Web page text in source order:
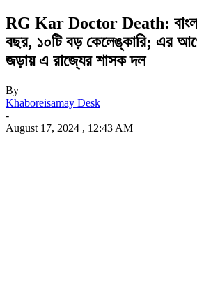
RG Kar Doctor Death:
বছর, ১০টি বড় কেলেঙ্কারি; এর
জড়ায় এ রাজ্যের শাসক দল
By
Khaboreisamay Desk
-
August 17, 2024 , 12:43 AM